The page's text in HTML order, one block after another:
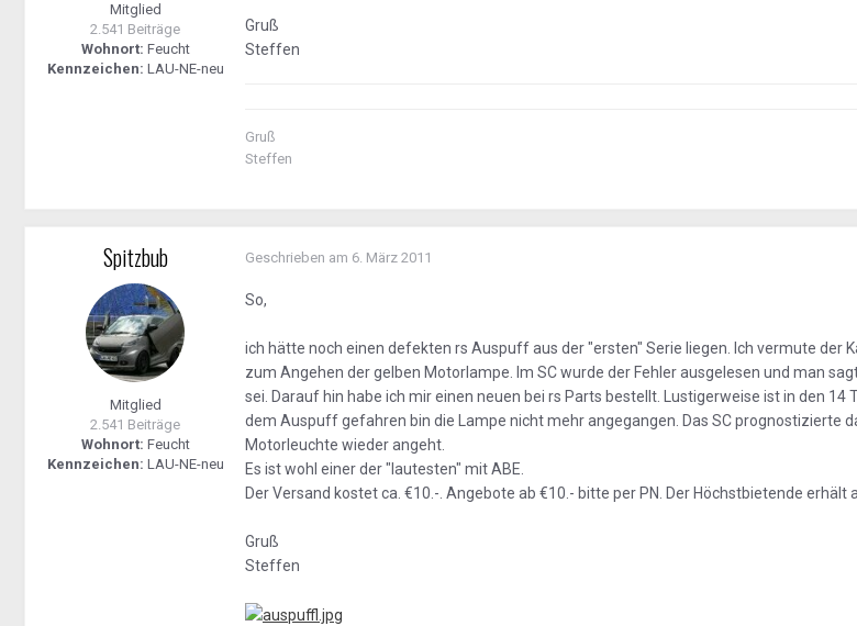
Mitglied
2.541 Beiträge
Wohnort: Feucht
Kennzeichen: LAU-NE-neu
Gruß
Steffen
Gruß
Steffen
Spitzbub
Mitglied
2.541 Beiträge
Wohnort: Feucht
Kennzeichen: LAU-NE-neu
Geschrieben am 6. März 2011
So,
ich hätte noch einen defekten rs Auspuff aus der "ersten" Serie liegen. Ich vermute der
zum Angehen der gelben Motorlampe. Im SC wurde der Fehler ausgelesen und man
sei. Darauf hin habe ich mir einen neuen bei rs Parts bestellt. Lustigerweise ist in den 14
dem Auspuff gefahren bin die Lampe nicht mehr angegangen. Das SC prognostizierte
Motorleuchte wieder angeht.
Es ist wohl einer der "lautesten" mit ABE.
Der Versand kostet ca. €10.-. Angebote ab €10.- bitte per PN. Der Höchstbietende erhält
Gruß
Steffen